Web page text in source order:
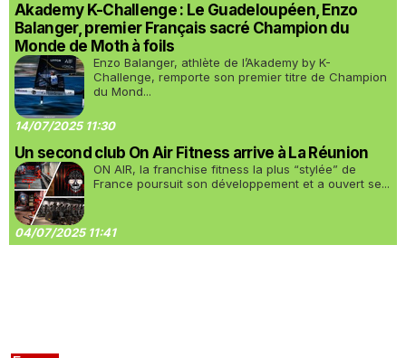
Akademy K-Challenge : Le Guadeloupéen, Enzo
Balanger, premier Français sacré Champion du
Monde de Moth à foils
Enzo Balanger, athlète de l’Akademy by K-
Challenge, remporte son premier titre de Champion
du Mond...
14/07/2025 11:30
Un second club On Air Fitness arrive à La Réunion
ON AIR, la franchise fitness la plus “stylée” de
France poursuit son développement et a ouvert se...
04/07/2025 11:41